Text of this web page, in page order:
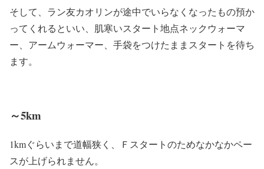
そして、ラン友カオリンが途中でいらなくなったもの預か
ってくれるといい、肌寒いスタート地点ネックウォーマ
ー、アームウォーマー、手袋をつけたままスタートを待ち
ます。
～5km
1kmぐらいまで道幅狭く、Ｆスタートのためなかなかペー
スが上げられません。